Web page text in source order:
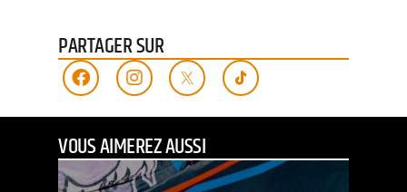
PARTAGER SUR
VOUS AIMEREZ AUSSI